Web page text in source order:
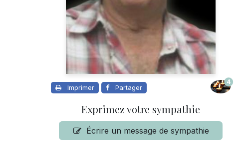
Imprimer Partager
4
Exprimez votre sympathie
Écrire un message de sympathie